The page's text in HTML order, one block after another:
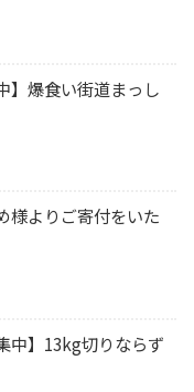
】爆食い街道まっし
様よりご寄付をいた
中】13kg切りならず